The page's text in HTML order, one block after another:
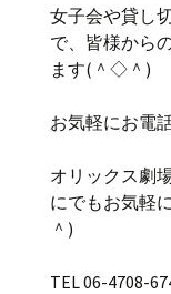
女子会や貸し
で、皆様から
ます(＾◇＾)
お気軽にお電
オリックス劇
にでもお気軽
＾)
TEL 06-4708-